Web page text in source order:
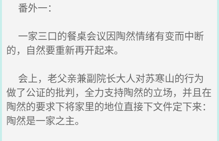
番外一：
一家三口的餐桌会议因陶然情绪有变而中断
的，自然要重新再开起来。
会上，老父亲兼副院长大人对苏寒山的行为
做了公证的批判，全力支持陶然的立场，并且在
陶然的要求下将家里的地位直接下文件定下来：
陶然是一家之主。